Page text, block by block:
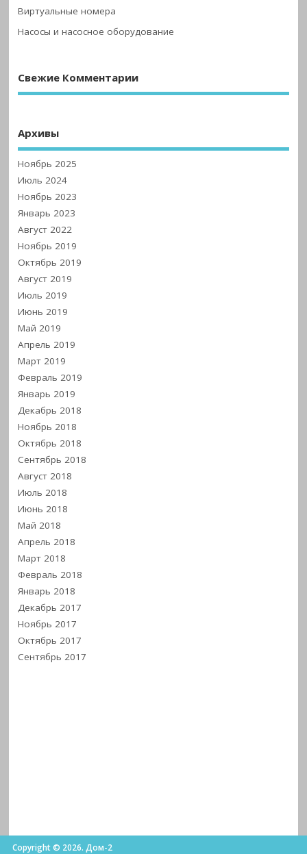
Виртуальные номера
Насосы и насосное оборудование
Свежие Комментарии
Архивы
Ноябрь 2025
Июль 2024
Ноябрь 2023
Январь 2023
Август 2022
Ноябрь 2019
Октябрь 2019
Август 2019
Июль 2019
Июнь 2019
Май 2019
Апрель 2019
Март 2019
Февраль 2019
Январь 2019
Декабрь 2018
Ноябрь 2018
Октябрь 2018
Сентябрь 2018
Август 2018
Июль 2018
Июнь 2018
Май 2018
Апрель 2018
Март 2018
Февраль 2018
Январь 2018
Декабрь 2017
Ноябрь 2017
Октябрь 2017
Сентябрь 2017
Copyright © 2026. Дом-2